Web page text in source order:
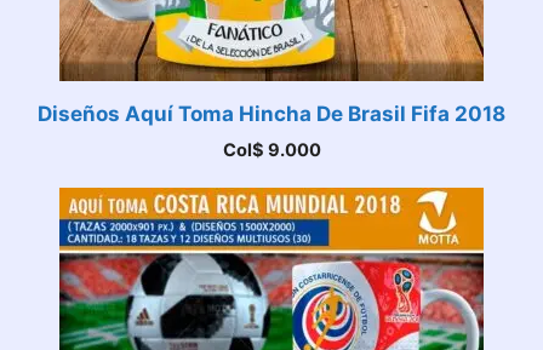
Diseños Aquí Toma Hincha De Brasil Fifa 2018
Col$ 9.000